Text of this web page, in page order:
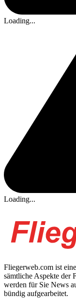
Loading...
Loading...
Fliegerweb.com ist
sämtliche Aspekte der
werden für Sie News
bündig aufgearbeitet.